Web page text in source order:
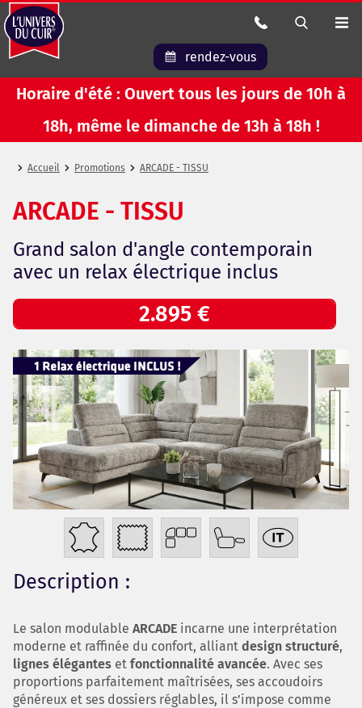
rendez-vous
Horaire d'été : Ouvert tous les jours de 10h à
18h, même le dimanche de 13h à 18h !
Accueil Promotions ARCADE - TISSU
ARCADE - TISSU
Grand salon d'angle contemporain
avec un relax électrique inclus
2.895 €
Description :
Le salon modulable ARCADE incarne une interprétation
moderne et raffinée du confort, alliant design structuré,
lignes élégantes et fonctionnalité avancée. Avec ses
proportions parfaitement maîtrisées, ses accoudoirs
généreux et ses dossiers réglables, il s’impose comme